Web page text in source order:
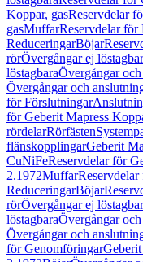
Koppar, gasReservdelar
gasMuffarReservdelar
ReduceringarBöjar
rörÖvergångar ej
löstagbaraÖvergångar
Övergångar och
för Förslutningar
för Geberit Mapress
rördelarRörfästen
flänskopplingarGeberit
CuNiFeReservdelar för
2.1972Muffar
ReduceringarBöjar
rörÖvergångar ej
löstagbaraÖvergångar
Övergångar och
för Genomföringar